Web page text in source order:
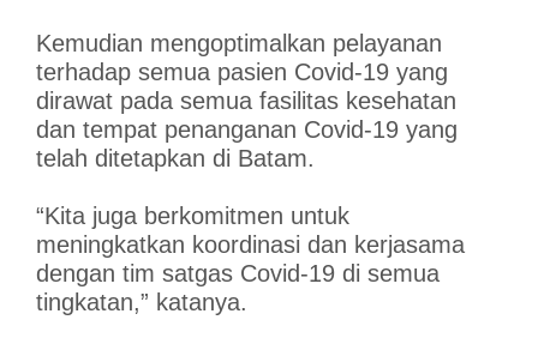
Kemudian mengoptimalkan pelayanan
terhadap semua pasien Covid-19 yang
dirawat pada semua fasilitas kesehatan
dan tempat penanganan Covid-19 yang
telah ditetapkan di Batam.
“Kita juga berkomitmen untuk
meningkatkan koordinasi dan kerjasama
dengan tim satgas Covid-19 di semua
tingkatan,” katanya.